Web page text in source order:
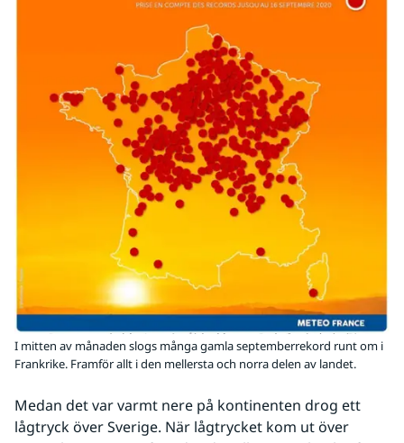
I mitten av månaden slogs många gamla septemberrekord runt om i
Frankrike. Framför allt i den mellersta och norra delen av landet.
Medan det var varmt nere på kontinenten drog ett
lågtryck över Sverige. När lågtrycket kom ut över